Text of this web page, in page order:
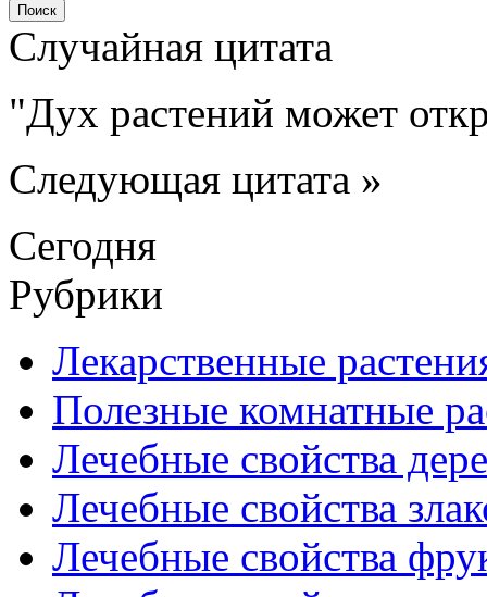
Случайная цитата
Дух растений может
Следующая цитата »
Сегодня
Рубрики
Лекарственные
Полезные комнатные
Лечебные свойства
Лечебные свойства
Лечебные свойства